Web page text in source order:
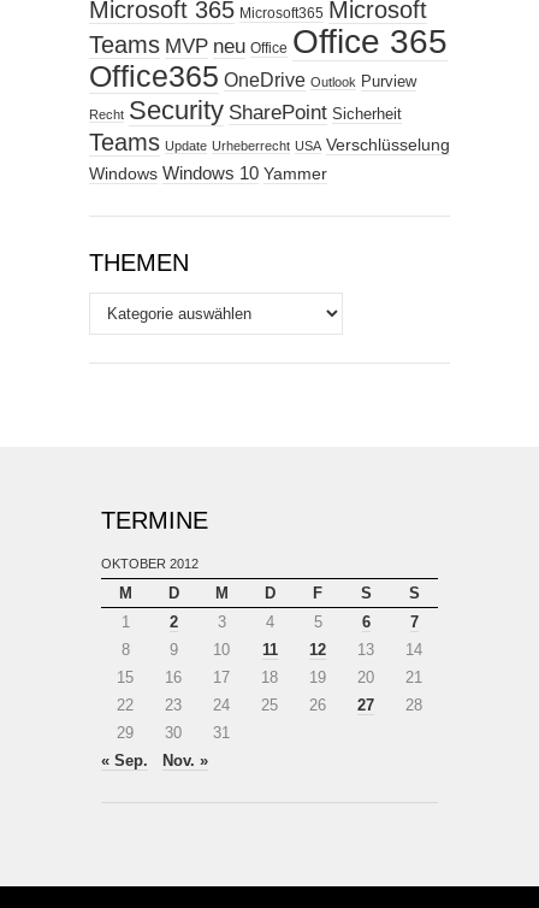
Microsoft 365 Microsoft365 Microsoft
Teams MVP neu Office Office 365
Office365 OneDrive Outlook Purview
Recht Security SharePoint Sicherheit
Teams Update Urheberrecht USA Verschlüsselung
Windows Windows 10 Yammer
THEMEN
Themen
TERMINE
OKTOBER 2012
M D M D F S
S
1
2 3 4 5 6
7
8
9 10 11 12 13
14
15
16 17 18 19 20
21
22
23 24 25 26 27
28
29
30
31
« Sep.
Nov. »